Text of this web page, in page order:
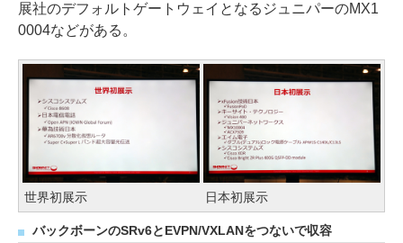
展社のデフォルトゲートウェイとなるジュニパーのMX1
0004などがある。
世界初展示 日本初展示
バックボーンのSRv6とEVPN/VXLANをつないで収容